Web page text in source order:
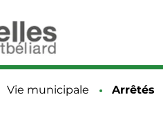
Vie municipale Page
Arrêtés